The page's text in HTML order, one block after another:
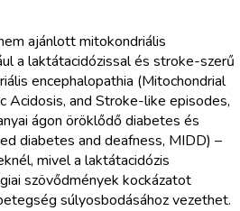
ajánlott mitokondriális
a laktátacidózissal és stroke-szerű
encephalopathia (Mitochondrial
Acidosis, and Stroke-like episodes,
ágon öröklődő diabetes és
diabetes and deafness, MIDD) –
mivel a laktátacidózis
szövődmények kockázatot
súlyosbodásához vezethet.